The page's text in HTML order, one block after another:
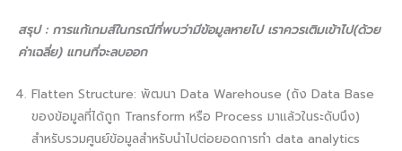
สรุป : การแก้เกมส์ในกรณีที่พบว่ามีข้อมูลหายไป เราควรเติมเข้าไป(ด้วย
ค่าเฉลี่ย) แทนที่จะลบออก
Flatten Structure: พัฒนา Data Warehouse (ถัง Data Base
ของข้อมูลที่ได้ถูก Transform หรือ Process มาแล้วในระดับนึง)
สำหรับรวมศูนย์ข้อมูลสำหรับนำไปต่อยอดการทำ data analytics